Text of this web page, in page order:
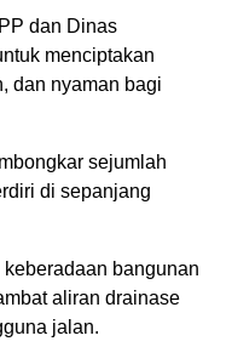
dan Dinas
menciptakan
dan nyaman bagi
sejumlah
di sepanjang
bangunan
aliran drainase
jalan.